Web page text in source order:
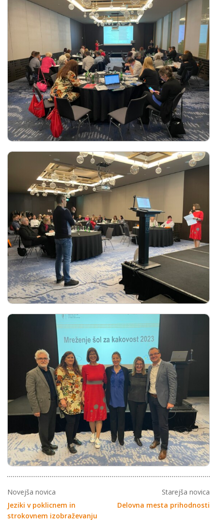
Novejša novica
Jeziki v poklicnem in
strokovnem izobraževanju
Starejša novica
Delovna mesta prihodnosti